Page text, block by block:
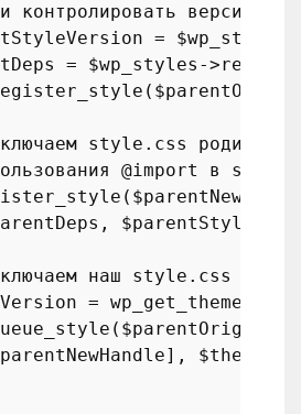
контролировать
= $wp_styles
= $wp_styles -
(
style.css
@import в
(
,
наш style.css с
= wp_get_theme
(
],